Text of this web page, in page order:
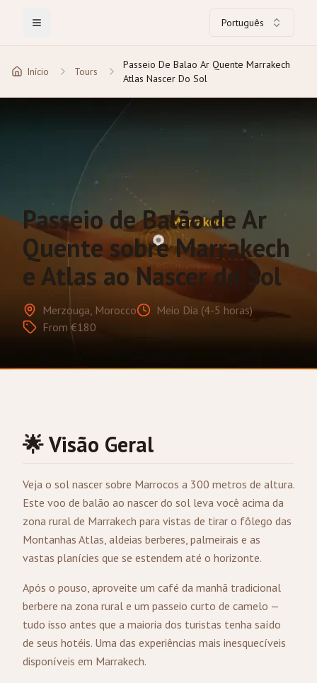
Toggle Menu Português
Início Tours
Passeio De Balao Ar Quente Marrakech
Atlas Nascer Do Sol
Passeio de Balão de Ar
Quente sobre Marrakech
e Atlas ao Nascer do Sol
Merzouga, Morocco
Meio Dia (4-5 horas)
From €180
🌟 Visão Geral
Veja o sol nascer sobre Marrocos a 300 metros de altura.
Este voo de balão ao nascer do sol leva você acima da
zona rural de Marrakech para vistas de tirar o fôlego das
Montanhas Atlas, aldeias berberes, palmeirais e as
vastas planícies que se estendem até o horizonte.
Após o pouso, aproveite um café da manhã tradicional
berbere na zona rural e um passeio curto de camelo —
tudo isso antes que a maioria dos turistas tenha saído
de seus hotéis. Uma das experiências mais inesquecíveis
disponíveis em Marrakech.